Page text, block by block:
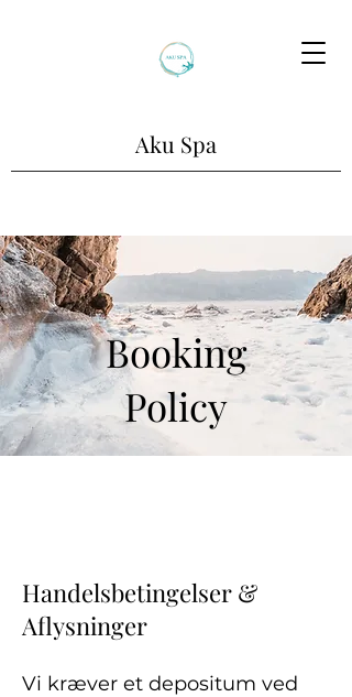
Aku Spa
Booking
Policy
Handelsbetingelser &
Aflysninger
Vi kræver et depositum ved